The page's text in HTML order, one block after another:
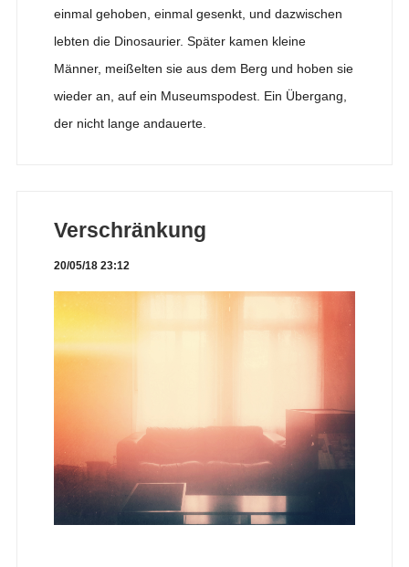
einmal gehoben, einmal gesenkt, und dazwischen
lebten die Dinosaurier. Später kamen kleine
Männer, meißelten sie aus dem Berg und hoben sie
wieder an, auf ein Museumspodest. Ein Übergang,
der nicht lange andauerte.
Verschränkung
20/05/18 23:12